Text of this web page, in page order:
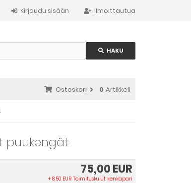
Ilmoittautua
Kirjaudu sisään
HAKU
Ostoskori 0 Artikkeli
puukengät
75,00 EUR
+ 8,50 EUR Toimituskulut kenkäpari